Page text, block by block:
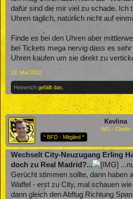
dafür sind die mir viel zu schade. Ich
Uhren täglich, natürlich nicht auf
Finde es bei den Uhren aber
bei Tickets mega nervig dass es
Uhren kaufen um sie direkt zu
22. Mai 2022
Heinerich gefällt das.
Kevlina
WG - Chefin
* BFD - Mitglied *
Wechselt City-Neuzugang Erling
doch zu Real Madrid?...
Gerücht stimmen sollte, dann haben
Waffel - erst zu City, mal schauen
dann gleich den Abflug Richtung